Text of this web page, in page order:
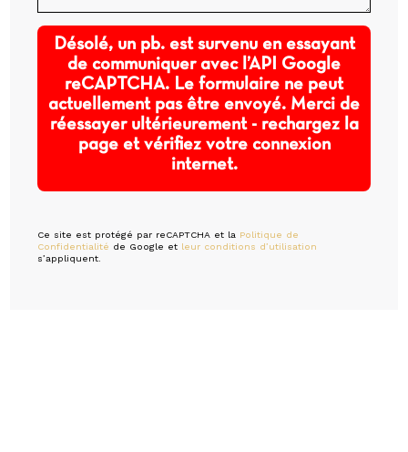
Désolé, un pb. est survenu en essayant
de communiquer avec l’API Google
reCAPTCHA. Le formulaire ne peut
actuellement pas être envoyé. Merci de
réessayer ultérieurement - rechargez la
page et vérifiez votre connexion
internet.
Ce site est protégé par reCAPTCHA et la Politique de
Confidentialité de Google et leur conditions d’utilisation
s’appliquent.